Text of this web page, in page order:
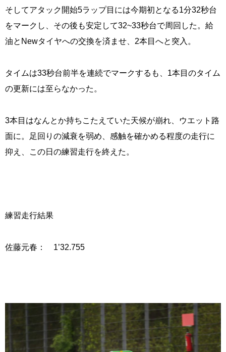
そしてアタック開始5ラップ目には今期初となる1分32秒台
をマークし、その後も安定して32~33秒台で周回した。給
油とNewタイヤへの交換を済ませ、2本目へと突入。
タイムは33秒台前半を連続でマークするも、1本目のタイム
の更新には至らなかった。
3本目はなんとか持ちこたえていた天候が崩れ、ウエット路
面に。足回りの減衰を弱め、感触を確かめる程度の走行に
抑え、この日の練習走行を終えた。
練習走行結果
佐藤元春： 1’32.755